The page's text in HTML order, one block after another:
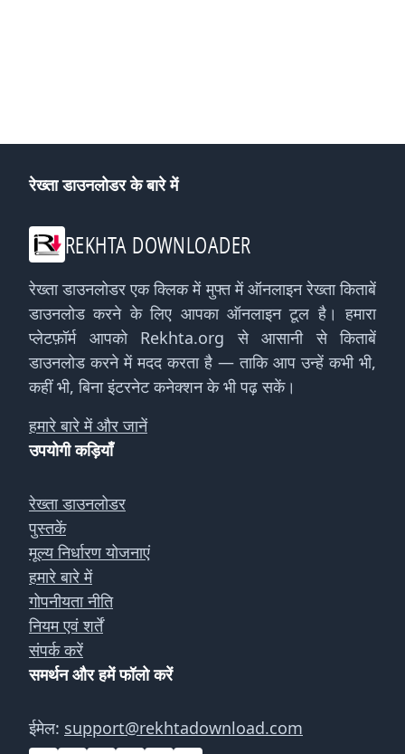
रेख्ता डाउनलोडर के बारे में
REKHTA DOWNLOADER
रेख्ता डाउनलोडर एक क्लिक में मुफ्त में ऑनलाइन रेख्ता किताबें
डाउनलोड करने के लिए आपका ऑनलाइन टूल है। हमारा
प्लेटफ़ॉर्म आपको Rekhta.org से आसानी से किताबें
डाउनलोड करने में मदद करता है — ताकि आप उन्हें कभी भी,
कहीं भी, बिना इंटरनेट कनेक्शन के भी पढ़ सकें।
हमारे बारे में और जानें
उपयोगी कड़ियाँ
रेख्ता डाउनलोडर
पुस्तकें
मूल्य निर्धारण योजनाएं
हमारे बारे में
गोपनीयता नीति
नियम एवं शर्तें
संपर्क करें
समर्थन और हमें फॉलो करें
ईमेल: support@rekhtadownload.com